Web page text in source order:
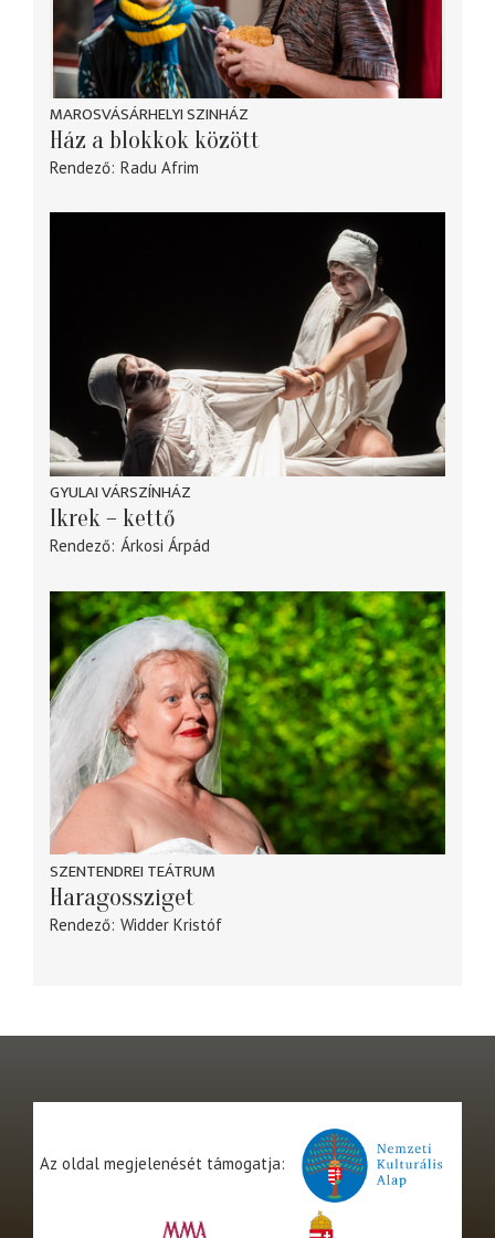
MAROSVÁSÁRHELYI SZINHÁZ
Ház a blokkok között
Rendező Radu Afrim
GYULAI VÁRSZÍNHÁZ
Ikrek – kettő
Rendező Árkosi Árpád
SZENTENDREI TEÁTRUM
Haragossziget
Rendező Widder Kristóf
Az oldal megjelenését támogatja: